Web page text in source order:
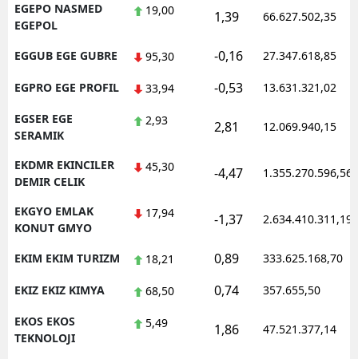
EGEPO NASMED
EGEPOL
19,00 1,39 66.627.502,35
EGGUB EGE GUBRE 95,30 -0,16 27.347.618,85
EGPRO EGE PROFIL 33,94 -0,53 13.631.321,02
EGSER EGE
SERAMIK
2,93 2,81 12.069.940,15
EKDMR EKINCILER
DEMIR CELIK
45,30 -4,47 1.355.270.596,56
EKGYO EMLAK
KONUT GMYO
17,94 -1,37 2.634.410.311,19
EKIM EKIM TURIZM 18,21 0,89 333.625.168,70
EKIZ EKIZ KIMYA 68,50 0,74 357.655,50
EKOS EKOS
TEKNOLOJI
5,49 1,86 47.521.377,14